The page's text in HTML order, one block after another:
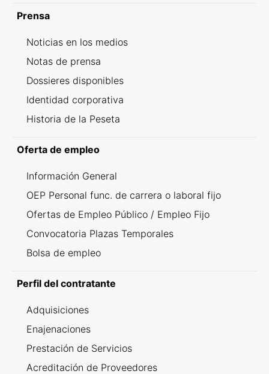
Prensa
Noticias en los medios
Notas de prensa
Dossieres disponibles
Identidad corporativa
Historia de la Peseta
Oferta de empleo
Información General
OEP Personal func. de carrera o laboral fijo
Ofertas de Empleo Público / Empleo Fijo
Convocatoria Plazas Temporales
Bolsa de empleo
Perfil del contratante
Adquisiciones
Enajenaciones
Prestación de Servicios
Acreditación de Proveedores